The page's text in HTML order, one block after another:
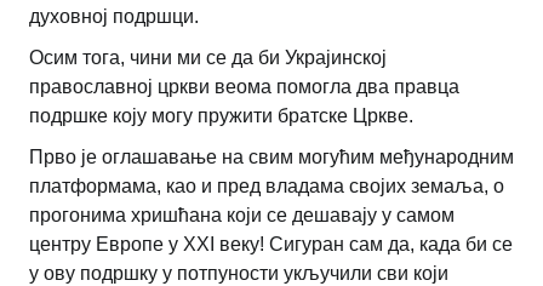
духовној подршци.
Осим тога, чини ми се да би Украјинској
православној цркви веома помогла два правца
подршке коју могу пружити братске Цркве.
Прво је оглашавање на свим могућим међународним
платформама, као и пред владама својих земаља, о
прогонима хришћана који се дешавају у самом
центру Европе у ХХI веку! Сигуран сам да, када би се
у ову подршку у потпуности укључили сви који